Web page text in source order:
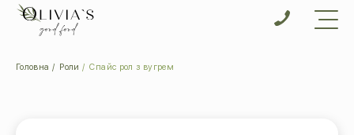
Головна Роли Спайс рол з вугрем